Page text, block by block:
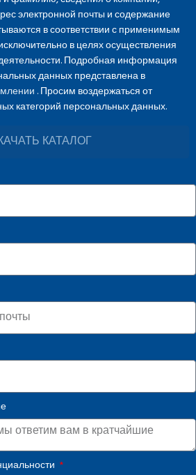
электронной почты и содержание
в соответствии с применимым
в целях осуществления
Подробная информация
данных представлена в
. Просим воздержаться от
категорий персональных данных.
КАТАЛОГ